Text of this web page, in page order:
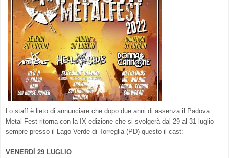
Lo staff è lieto di annunciare che dopo due anni di assenza il Padova
Metal Fest ritorna con la IX edizione che si svolgerà dal 29 al 31 luglio
sempre presso il Lago Verde di Torreglia (PD) questo il cast:
VENERDÌ 29 LUGLIO